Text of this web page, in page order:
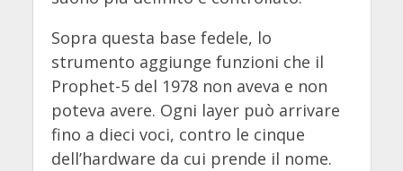
Sopra questa base fedele, lo
strumento aggiunge funzioni che il
Prophet-5 del 1978 non aveva e non
poteva avere. Ogni layer può arrivare
fino a dieci voci, contro le cinque
dell’hardware da cui prende il nome.